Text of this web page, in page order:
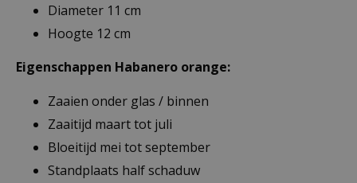
Diameter 11 cm
Hoogte 12 cm
Eigenschappen Habanero orange:
Zaaien onder glas / binnen
Zaaitijd maart tot juli
Bloeitijd mei tot september
Standplaats half schaduw